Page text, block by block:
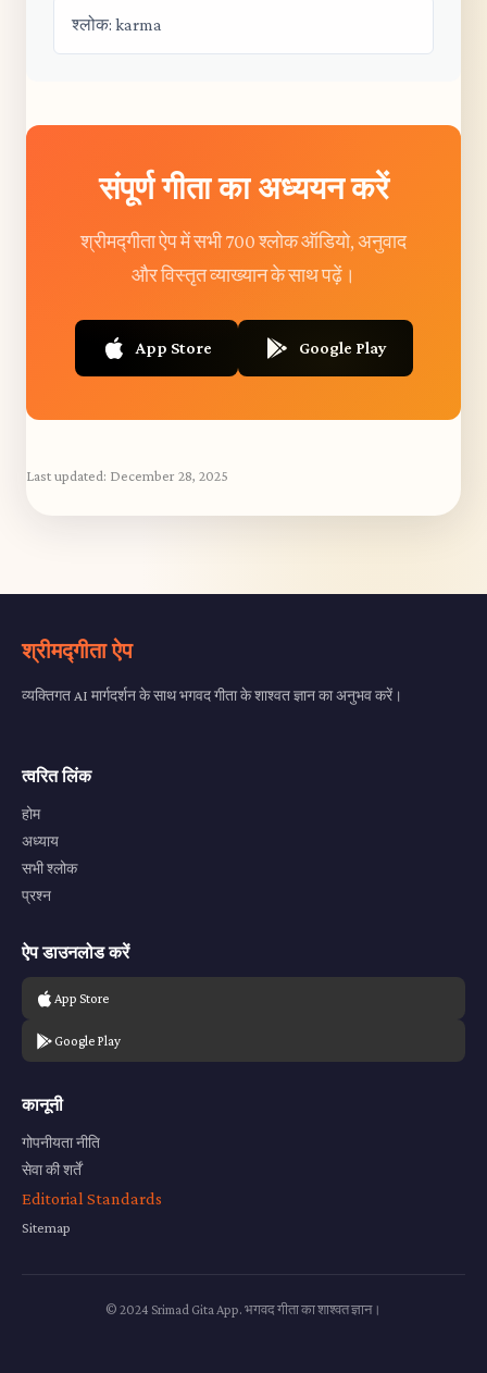
श्लोक: karma
संपूर्ण गीता का अध्ययन करें
श्रीमद्गीता ऐप में सभी 700 श्लोक ऑडियो, अनुवाद
और विस्तृत व्याख्यान के साथ पढ़ें।
App Store Google Play
Last updated: December 28, 2025
श्रीमद्गीता ऐप
व्यक्तिगत AI मार्गदर्शन के साथ भगवद गीता के शाश्वत ज्ञान का अनुभव करें।
त्वरित लिंक
होम
अध्याय
सभी श्लोक
प्रश्न
ऐप डाउनलोड करें
App Store
Google Play
कानूनी
गोपनीयता नीति
सेवा की शर्तें
Editorial Standards
Sitemap
© 2024 Srimad Gita App. भगवद गीता का शाश्वत ज्ञान।